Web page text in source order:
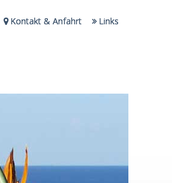
Kontakt & Anfahrt Links